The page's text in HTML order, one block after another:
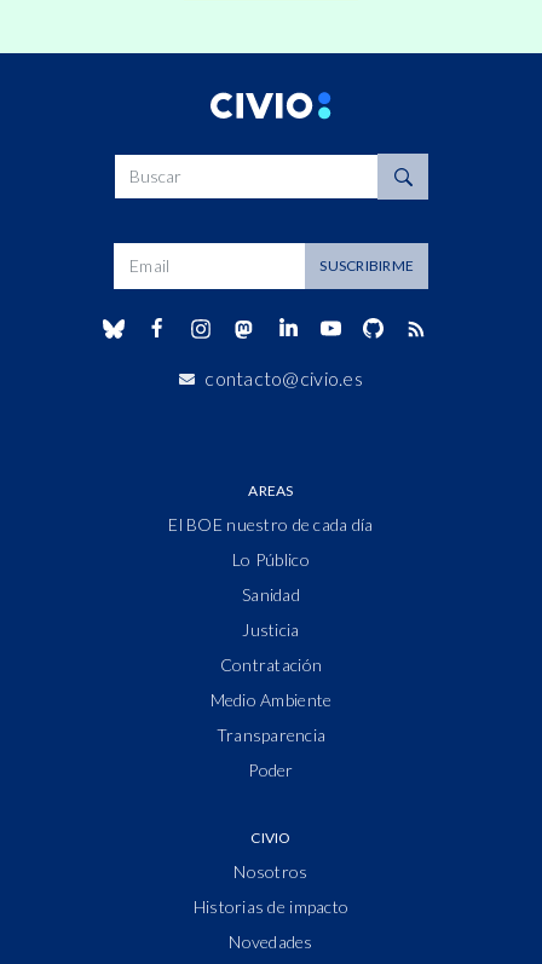
Buscar
Dirección de correo SUSCRIBIRME
contacto@civio.es
AREAS
El BOE nuestro de cada día
Lo Público
Sanidad
Justicia
Contratación
Medio Ambiente
Transparencia
Poder
CIVIO
Nosotros
Historias de impacto
Novedades